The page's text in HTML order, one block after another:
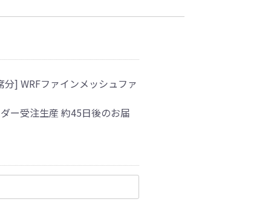
] WRFファインメッシュファ
ー受注生産 約45日後のお届